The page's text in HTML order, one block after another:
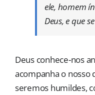
ele, homem
Deus, e que
Deus conhece-nos
acompanha o nosso
seremos humildes,